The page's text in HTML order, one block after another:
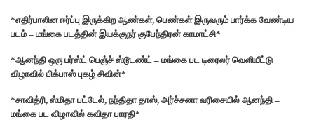
*எதிர்பாலின ஈர்ப்பு இருக்கிற ஆண்கள், பெண்கள் இருவரும் பார்க்க வேண்டிய
படம் – மங்கை படத்தின் இயக்குநர் குபேந்திரன் காமாட்சி*
*ஆனந்தி ஒரு பர்ஸ்ட் பெஞ்ச் ஸ்டூடண்ட் – மங்கை பட டிரைலர் வெளியீட்டு
விழாவில் பிக்பாஸ் புகழ் சிவின்*
*சாவித்ரி, ஸ்மிதா பட்டேல், நந்திதா தாஸ், அர்ச்சனா வரிசையில் ஆனந்தி –
மங்கை பட விழாவில் கவிதா பாரதி*